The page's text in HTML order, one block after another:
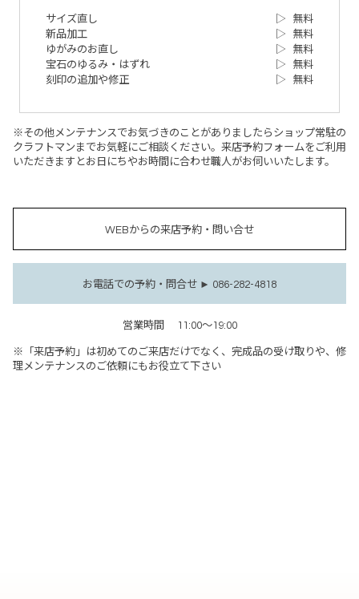
サイズ直し ▷
無料
新品加工
▷
無料
ゆがみのお直し
▷
無料
宝石のゆるみ・はずれ
▷
無料
刻印の追加や修正
▷ 無料
※その他メンテナンスでお気づきのことがありましたらショップ常駐の
クラフトマンまでお気軽にご相談ください。来店予約フォームをご利用
いただきますとお日にちやお時間に合わせ職人がお伺いいたします。
WEBからの来店予約・問い合せ
お電話での予約・問合せ ► 086-282-4818
営業時間 11:00～19:00
※「来店予約」は初めてのご来店だけでなく、完成品の受け取りや、修
理メンテナンスのご依頼にもお役立て下さい